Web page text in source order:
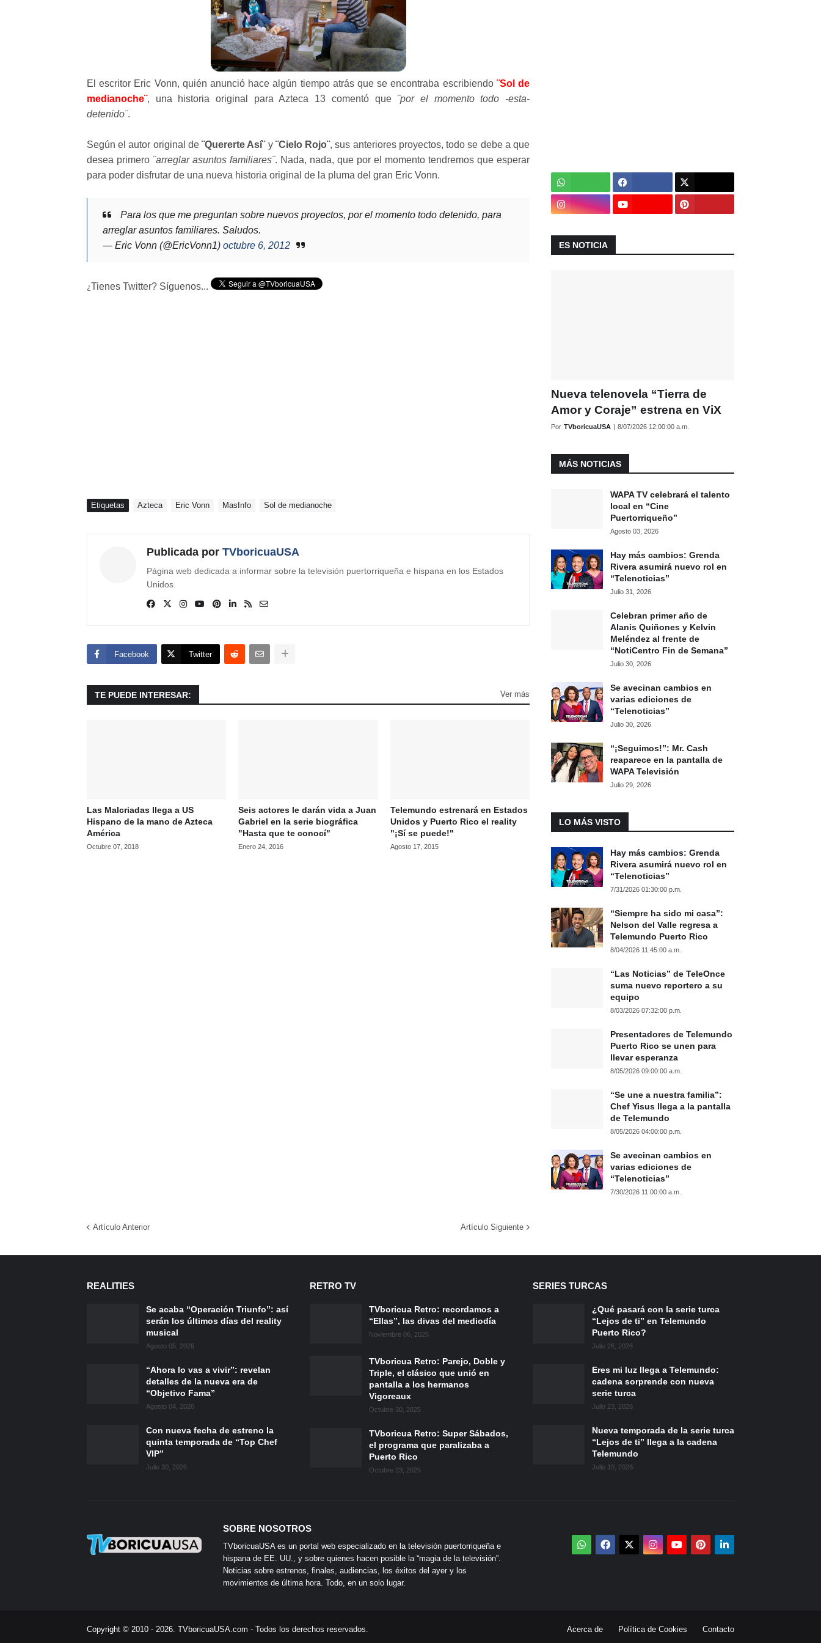
El escritor Eric Vonn, quién anunció hace algún tiempo atrás que se encontraba escribiendo ¨Sol de
medianoche¨, una historia original para Azteca 13 comentó que ¨por el momento todo -esta-
detenido¨.
Según el autor original de¨Quererte Así¨y ¨Cielo Rojo¨, sus anteriores proyectos, todo se debe a que
desea primero ¨arreglar asuntos familiares¨. Nada, nada, que por el momento tendremos que esperar
para poder disfrutar de una nueva historia original de la pluma del gran Eric Vonn.
Para los que me preguntan sobre nuevos proyectos, por el momento todo detenido, para
arreglar asuntos familiares. Saludos.
— Eric Vonn (@EricVonn1) octubre 6, 2012
¿Tienes Twitter? Síguenos...
Etiquetas Azteca Eric Vonn MasInfo Sol de medianoche
Publicada por TVboricuaUSA
Página web dedicada a informar sobre la televisión puertorriqueña e hispana en los Estados
Unidos.
Facebook Twitter
TE PUEDE INTERESAR: Ver más
Las Malcriadas llega a US
Hispano de la mano de Azteca
América
Octubre 07, 2018
Seis actores le darán vida a Juan
Gabriel en la serie biográfica
"Hasta que te conocí"
Enero 24, 2016
Telemundo estrenará en Estados
Unidos y Puerto Rico el reality
"¡Sí se puede!"
Agosto 17, 2015
Artículo Anterior Artículo Siguiente
ES NOTICIA
Nueva telenovela “Tierra de
Amor y Coraje” estrena en ViX
Por TVboricuaUSA | 8/07/2026 12:00:00 a.m.
MÁS NOTICIAS
WAPA TV celebrará el talento
local en “Cine
Puertorriqueño”
Agosto 03, 2026
Hay más cambios: Grenda
Rivera asumirá nuevo rol en
“Telenoticias”
Julio 31, 2026
Celebran primer año de
Alanis Quiñones y Kelvin
Meléndez al frente de
“NotiCentro Fin de Semana”
Julio 30, 2026
Se avecinan cambios en
varias ediciones de
“Telenoticias”
Julio 30, 2026
“¡Seguimos!”: Mr. Cash
reaparece en la pantalla de
WAPA Televisión
Julio 29, 2026
LO MÁS VISTO
Hay más cambios: Grenda
Rivera asumirá nuevo rol en
“Telenoticias”
7/31/2026 01:30:00 p.m.
“Siempre ha sido mi casa”:
Nelson del Valle regresa a
Telemundo Puerto Rico
8/04/2026 11:45:00 a.m.
“Las Noticias” de TeleOnce
suma nuevo reportero a su
equipo
8/03/2026 07:32:00 p.m.
Presentadores de Telemundo
Puerto Rico se unen para
llevar esperanza
8/05/2026 09:00:00 a.m.
“Se une a nuestra familia”:
Chef Yisus llega a la pantalla
de Telemundo
8/05/2026 04:00:00 p.m.
Se avecinan cambios en
varias ediciones de
“Telenoticias”
7/30/2026 11:00:00 a.m.
REALITIES
Se acaba “Operación Triunfo”: así
serán los últimos días del reality
musical
Agosto 05, 2026
“Ahora lo vas a vivir”: revelan
detalles de la nueva era de
“Objetivo Fama”
Agosto 04, 2026
Con nueva fecha de estreno la
quinta temporada de “Top Chef
VIP”
Julio 30, 2026
RETRO TV
TVboricua Retro: recordamos a
“Ellas”, las divas del mediodía
Noviembre 06, 2025
TVboricua Retro: Parejo, Doble y
Triple, el clásico que unió en
pantalla a los hermanos
Vigoreaux
Octubre 30, 2025
TVboricua Retro: Super Sábados,
el programa que paralizaba a
Puerto Rico
Octubre 23, 2025
SERIES TURCAS
¿Qué pasará con la serie turca
“Lejos de ti” en Telemundo
Puerto Rico?
Julio 26, 2026
Eres mi luz llega a Telemundo:
cadena sorprende con nueva
serie turca
Julio 23, 2026
Nueva temporada de la serie turca
“Lejos de ti” llega a la cadena
Telemundo
Julio 10, 2026
SOBRE NOSOTROS
TVboricuaUSA es un portal web especializado en la televisión puertorriqueña e
hispana de EE. UU., y sobre quienes hacen posible la “magia de la televisión”.
Noticias sobre estrenos, finales, audiencias, los éxitos del ayer y los
movimientos de última hora. Todo, en un solo lugar.
Copyright © 2010 - 2026. TVboricuaUSA.com - Todos los derechos reservados. Acerca de Política de Cookies Contacto